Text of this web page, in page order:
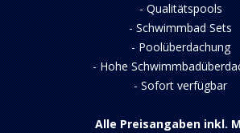
-Qualitätspools
-Schwimmbad Sets
-Poolüberdachung
-Hohe
-Sofort verfügbar
Alle Preisangaben inkl.